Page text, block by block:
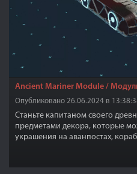
Ancient Mariner Module /
Опубликовано 26.06.2024 в
Станьте капитаном своего
предметами декора, которые
украшения на аванпостах,